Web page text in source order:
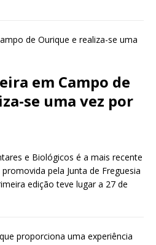
em Campo de
se uma vez por
e Biológicos é a mais recente
pela Junta de Freguesia
edição teve lugar a 27 de